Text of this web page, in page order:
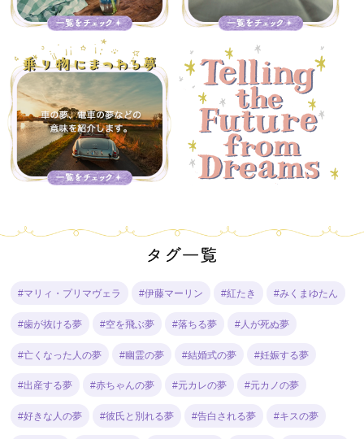
#マリィ・プリマヴェラ #伊藤マーリン #紅たき #みくまゆたん
#歯が抜ける夢 #空を飛ぶ夢 #落ちる夢 #人が死ぬ夢
#亡くなった人の夢 #幽霊の夢 #結婚式の夢 #妊娠する夢
#出産する夢 #赤ちゃんの夢 #元カレの夢 #元カノの夢
#好きな人の夢 #彼氏と別れる夢 #告白される夢 #キスの夢